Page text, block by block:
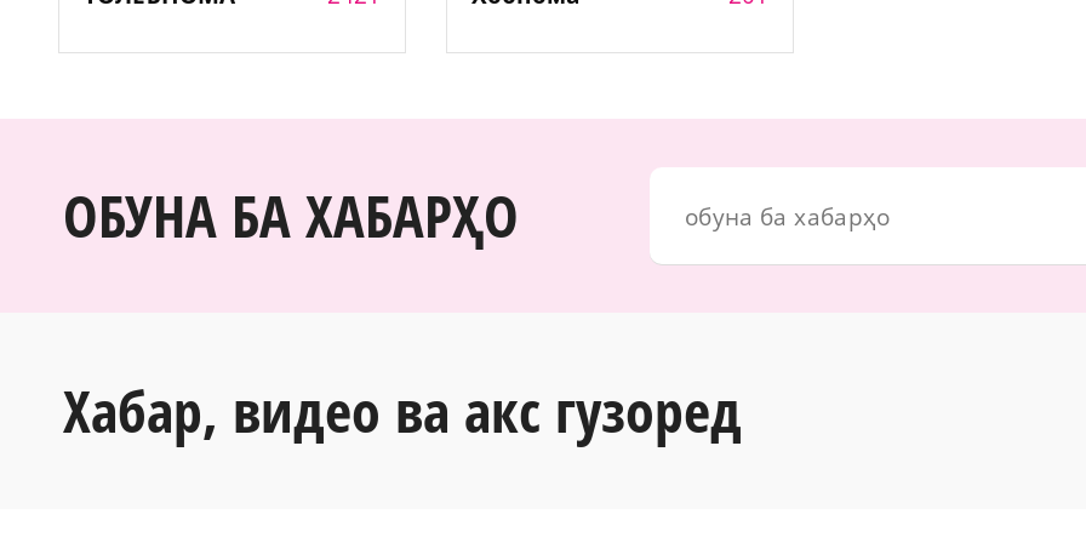
ОБУНА БА ХАБАРҲО
Хабар, видео ва акс гузоред